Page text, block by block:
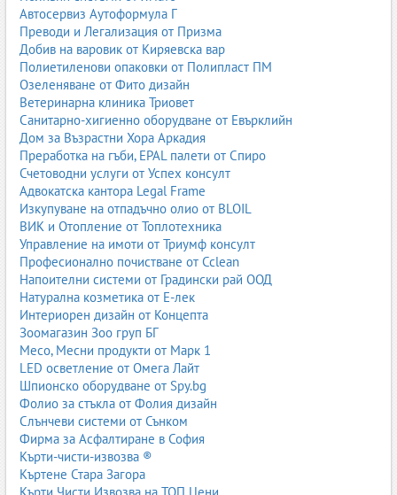
Автосервиз Аутоформула Г
Преводи и Легализация от Призма
Добив на варовик от Киряевска вар
Полиетиленови опаковки от Полипласт ПМ
Озеленяване от Фито дизайн
Ветеринарна клиника Триовет
Санитарно-хигиенно оборудване от Евърклийн
Дом за Възрастни Хора Аркадия
Преработка на гъби, EPAL палети от Спиро
Счетоводни услуги от Успех консулт
Адвокатска кантора Legal Frame
Изкупуване на отпадъчно олио от BLOIL
ВИК и Отопление от Топлотехника
Управление на имоти от Триумф консулт
Професионално почистване от Cclean
Напоителни системи от Градински рай ООД
Натурална козметика от Е-лек
Интериорен дизайн от Концепта
Зоомагазин Зоо груп БГ
Месо, Месни продукти от Марк 1
LED осветление от Омега Лайт
Шпионско оборудване от Spy.bg
Фолио за стъкла от Фолия дизайн
Слънчеви системи от Сънком
Фирма за Асфалтиране в София
Кърти-чисти-извозва ®
Къртене Стара Загора